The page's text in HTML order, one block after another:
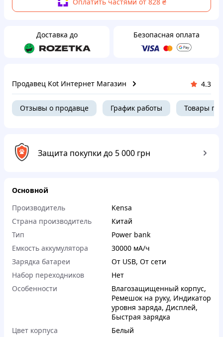
Доставка до Безопасная оплата
Продавец Kot Интернет Магазин 4.3
Отзывы о продавце График работы Товары
Защита покупки до 5 000 грн
Основной
Производитель
Kensa
Страна производитель
Китай
Тип
Power bank
Емкость аккумулятора
30000 мА/ч
Зарядка батареи
От USB, От сети
Набор переходников
Нет
Особенности
Влагозащищенный корпус,
Ремешок на руку, Индикатор
уровня заряда, Дисплей,
Быстрая зарядка
Цвет корпуса
Белый